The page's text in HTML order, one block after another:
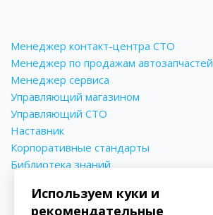
Менеджер контакт-центра СТО
Менеджер по продажам автозапчастей
Менеджер сервиса
Управляющий магазином
Управляющий СТО
Наставник
Корпоративные стандарты
Библиотека знаний
Используем куки и
рекомендательные